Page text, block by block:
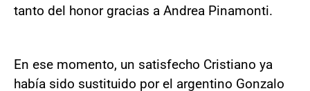
tanto del honor gracias a Andrea Pinamonti.
En ese momento, un satisfecho Cristiano ya
había sido sustituido por el argentino Gonzalo